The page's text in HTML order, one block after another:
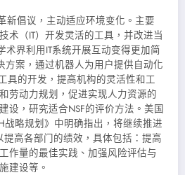
新倡议，主动适应环境变化。主要
术（IT）开发灵活的工具，并改进当
术界利用IT系统开展互动变得更加简
方案，通过机器人为用户提供自动化
具的开发，提高机构的灵活性和工
劳动力规划，促进实现人力资源的
设，研究适合NSF的评价方法。美国
略规划》中明确指出，将继续推进
提高各部门的绩效，具体包括：提高
作量的最佳实践、加强风险评估与
建设等。